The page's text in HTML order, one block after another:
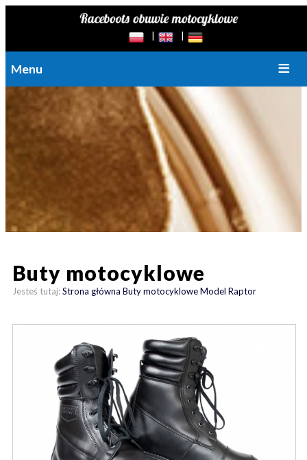
Menu
Buty motocyklowe
Jesteś tutaj:Strona główna Buty motocykloweModel Raptor